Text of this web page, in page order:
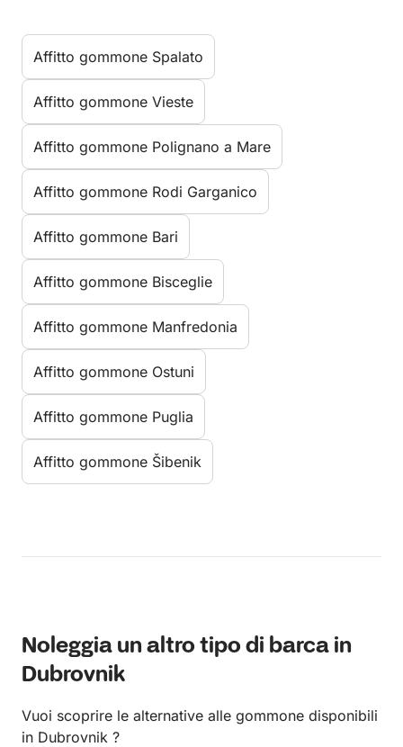
Affitto gommone Spalato
Affitto gommone Vieste
Affitto gommone Polignano a Mare
Affitto gommone Rodi Garganico
Affitto gommone Bari
Affitto gommone Bisceglie
Affitto gommone Manfredonia
Affitto gommone Ostuni
Affitto gommone Puglia
Affitto gommone Šibenik
Noleggia un altro tipo di barca in
Dubrovnik
Vuoi scoprire le alternative alle gommone disponibili
in Dubrovnik ?